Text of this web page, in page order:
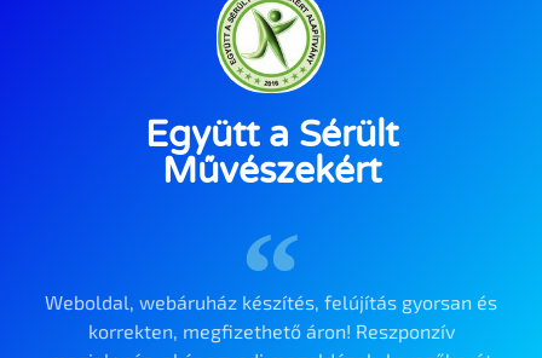
Együtt a Sérült
Művészekért
Weboldal, webáruház készítés, felújítás gyorsan és
korrekten, megfizethető áron! Reszponzív